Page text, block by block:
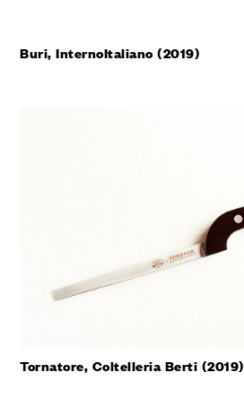
Buri, InternoItaliano (2019)
Tornatore, Coltelleria Berti (2019)